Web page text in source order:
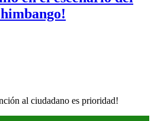
al ciudadano es prioridad!